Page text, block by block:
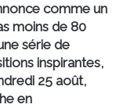
comme un
moins de 80
série de
inspirantes,
25 août,
en